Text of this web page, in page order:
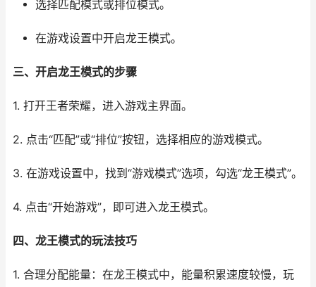
选择匹配模式或排位模式。
在游戏设置中开启龙王模式。
三、开启龙王模式的步骤
1. 打开王者荣耀，进入游戏主界面。
2. 点击“匹配”或“排位”按钮，选择相应的游戏模式。
3. 在游戏设置中，找到“游戏模式”选项，勾选“龙王模式”。
4. 点击“开始游戏”，即可进入龙王模式。
四、龙王模式的玩法技巧
1. 合理分配能量：在龙王模式中，能量积累速度较慢，玩